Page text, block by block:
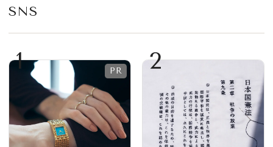
SNS
1 2